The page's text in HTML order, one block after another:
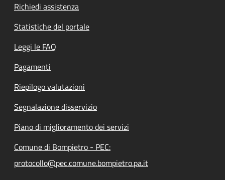
Richiedi assistenza
Statistiche del portale
Leggi le FAQ
Pagamenti
Riepilogo valutazioni
Segnalazione disservizio
Piano di miglioramento dei servizi
Comune di Bompietro - PEC:
protocollo@pec.comune.bompietro.pa.it